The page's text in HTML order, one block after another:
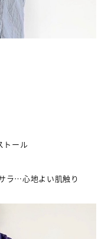
トール
ラ…心地よい肌触り